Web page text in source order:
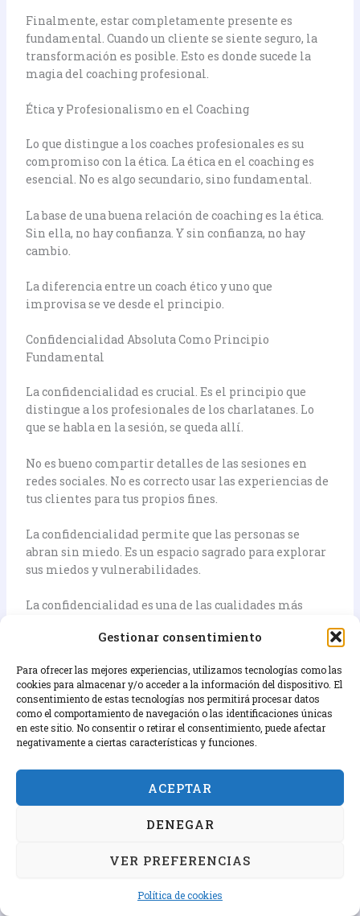
Gestionar consentimiento
Para ofrecer las mejores experiencias, utilizamos tecnologías como las
cookies para almacenar y/o acceder a la información del dispositivo. El
consentimiento de estas tecnologías nos permitirá procesar datos
como el comportamiento de navegación o las identificaciones únicas
en este sitio. No consentir o retirar el consentimiento, puede afectar
negativamente a ciertas características y funciones.
ACEPTAR
DENEGAR
VER PREFERENCIAS
Política de cookies
Finalmente, estar completamente presente es
fundamental. Cuando un cliente se siente seguro, la
transformación es posible. Esto es donde sucede la
magia del coaching profesional.
Ética y Profesionalismo en el Coaching
Lo que distingue a los coaches profesionales es su
compromiso con la ética. La ética en el coaching es
esencial. No es algo secundario, sino fundamental.
La base de una buena relación de coaching es la ética.
Sin ella, no hay confianza. Y sin confianza, no hay
cambio.
La diferencia entre un coach ético y uno que
improvisa se ve desde el principio.
Confidencialidad Absoluta Como Principio
Fundamental
La confidencialidad es crucial. Es el principio que
distingue a los profesionales de los charlatanes. Lo
que se habla en la sesión, se queda allí.
No es bueno compartir detalles de las sesiones en
redes sociales. No es correcto usar las experiencias de
tus clientes para tus propios fines.
La confidencialidad permite que las personas se
abran sin miedo. Es un espacio sagrado para explorar
sus miedos y vulnerabilidades.
La confidencialidad es una de las cualidades más
La confidencialidad tiene límites. Estos límites
deben ser claros desde el inicio.
Los límites son cuando hay riesgo de daño a alguien.
confidencialidad tiene que ceder.
Un coach establece estos límites desde el principio.
Integridad y Transparencia en la Relación de